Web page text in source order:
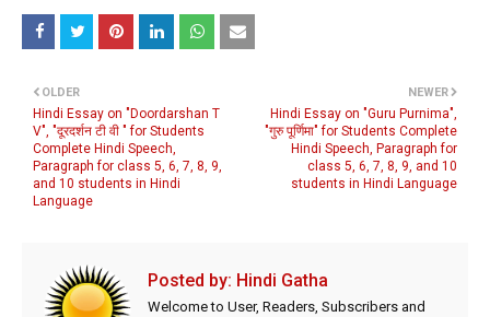
NEWER
Hindi Essay on "Guru Purnima",
"गुरु पूर्णिमा" for Students Complete
Hindi Speech, Paragraph for
class 5, 6, 7, 8, 9, and 10
students in Hindi Language
OLDER
Hindi Essay on "Doordarshan T
V", "दूरदर्शन टी वी " for Students
Complete Hindi Speech,
Paragraph for class 5, 6, 7, 8, 9,
and 10 students in Hindi
Language
Posted by: Hindi Gatha
Welcome to User, Readers, Subscribers and